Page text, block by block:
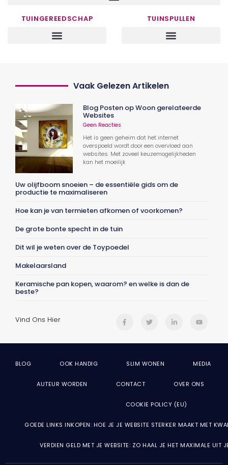
TUINGEREEDSCHAP TUINSPULLEN
Vaak Gelezen Artikelen
Blog Posten op Woon gerelateerde
Websites
Geen Reacties
Het is geen geheim dat het internet
overspoeld wordt door een overvloed aan
websites. Met zoveel keuzemogelijkheden
kan het moeilijk
Uw olijfboom snoeien – de essentiële gids om de
productie te maximaliseren
Hoe kan je van termieten afkomen of voorkomen?
De grote bonte specht in de tuin
Dit wil je weten over de Toypoedel
Makelaarsland
Keramische pan kopen, waarom? en welke is dan de
beste?
Vind Ons Hier
BLOG OOK HANDIG SLIM WONEN MEDIA
AUTEUR WORDEN CONTACT OVER ONS
COOKIE POLICY (EU)
GOEDE LINKS INKOPEN: HOE JE JE WEBSITE STERKER MAAKT MET
VERDIEN GELD MET JE WEBSITE: ZO HAAL JE HET MAXIMALE UIT